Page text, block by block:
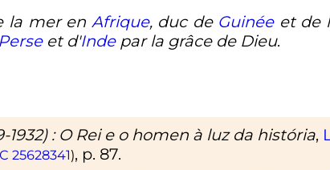
la mer en Afrique, duc de Guinéeet de
Perseet d'Indepar la grâce de Dieu.
1932) : O Rei e o homen à luz da história,
25628341), p. 87.